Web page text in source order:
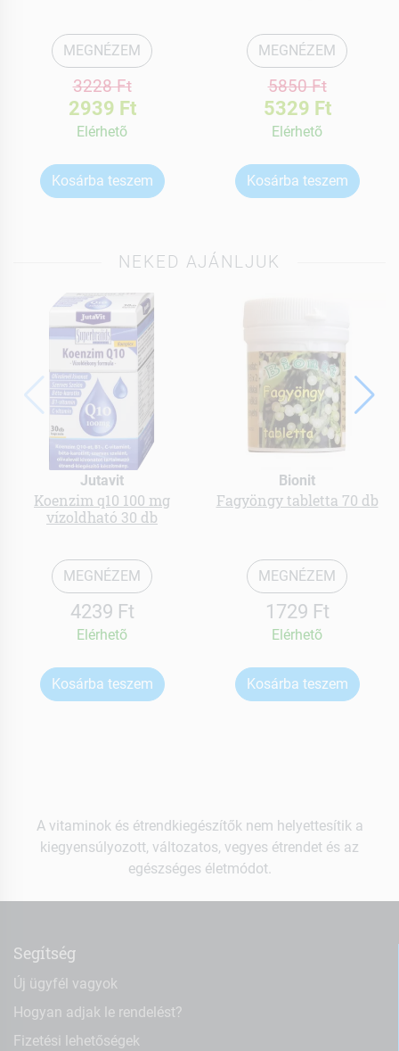
MEGNÉZEM
3228 Ft
2939 Ft
Elérhetõ
Kosárba teszem
MEGNÉZEM
5850 Ft
5329 Ft
Elérhetõ
Kosárba teszem
NEKED AJÁNLJUK
Jutavit
Koenzim q10 100 mg
vízoldható 30 db
MEGNÉZEM
4239 Ft
Elérhetõ
Kosárba teszem
Bionit
Fagyöngy tabletta 70 db
MEGNÉZEM
1729 Ft
Elérhetõ
Kosárba teszem
A vitaminok és étrendkiegészítők nem helyettesítik a
kiegyensúlyozott, változatos, vegyes étrendet és az
egészséges életmódot.
Segítség
Új ügyfél vagyok
Hogyan adjak le rendelést?
Fizetési lehetőségek